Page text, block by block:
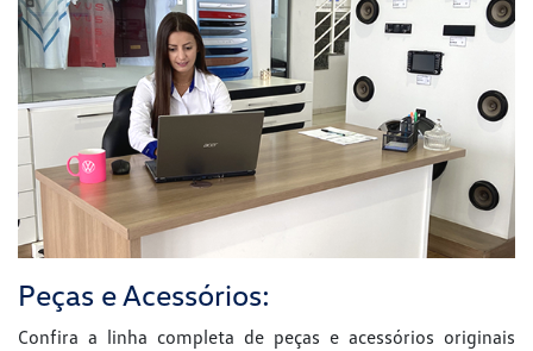
Peças e Acessórios:
Confira a linha completa de peças e acessórios originais